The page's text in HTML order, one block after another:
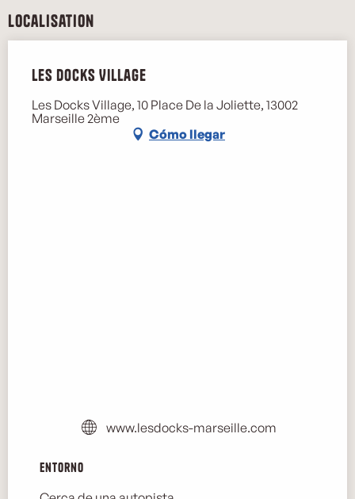
Localisation
Les Docks Village
Les Docks Village, 10 Place De la Joliette, 13002
Marseille 2ème
Cómo llegar
www.lesdocks-marseille.com
Entorno
Entorno